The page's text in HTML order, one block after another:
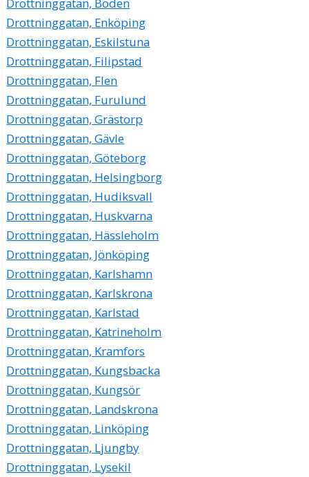
Drottninggatan, Boden
Drottninggatan, Enköping
Drottninggatan, Eskilstuna
Drottninggatan, Filipstad
Drottninggatan, Flen
Drottninggatan, Furulund
Drottninggatan, Grästorp
Drottninggatan, Gävle
Drottninggatan, Göteborg
Drottninggatan, Helsingborg
Drottninggatan, Hudiksvall
Drottninggatan, Huskvarna
Drottninggatan, Hässleholm
Drottninggatan, Jönköping
Drottninggatan, Karlshamn
Drottninggatan, Karlskrona
Drottninggatan, Karlstad
Drottninggatan, Katrineholm
Drottninggatan, Kramfors
Drottninggatan, Kungsbacka
Drottninggatan, Kungsör
Drottninggatan, Landskrona
Drottninggatan, Linköping
Drottninggatan, Ljungby
Drottninggatan, Lysekil